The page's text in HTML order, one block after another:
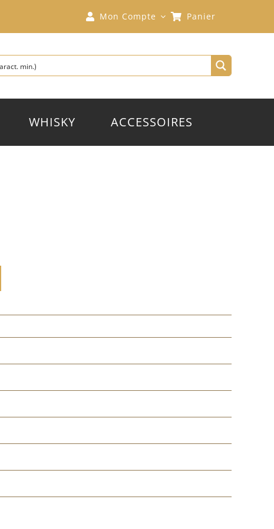
Mon Compte Panier
WHISKY ACCESSOIRES